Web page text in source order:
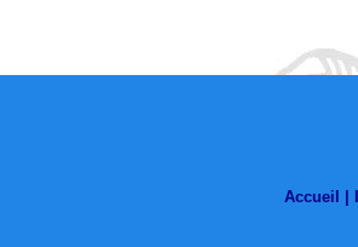
Accueil |